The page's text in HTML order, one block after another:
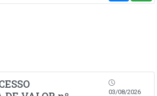
03/08/2026